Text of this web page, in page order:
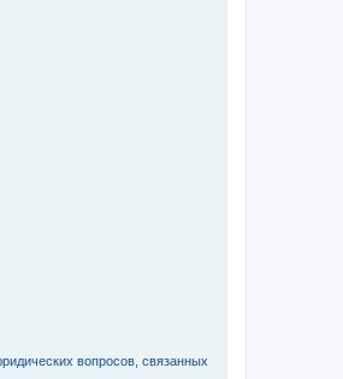
вопросов, связанных